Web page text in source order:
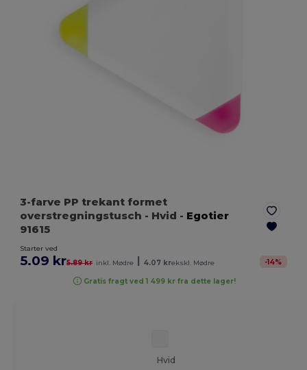
3-farve PP trekant formet
overstregningstusch - Hvid - Egotier
91615
Starter ved
5.09 kr5.89 kr inkl. Mødre 4.07 krekskl. Mødre -14%
Gratis fragt ved 1 499 kr fra dette lager!
Hvid